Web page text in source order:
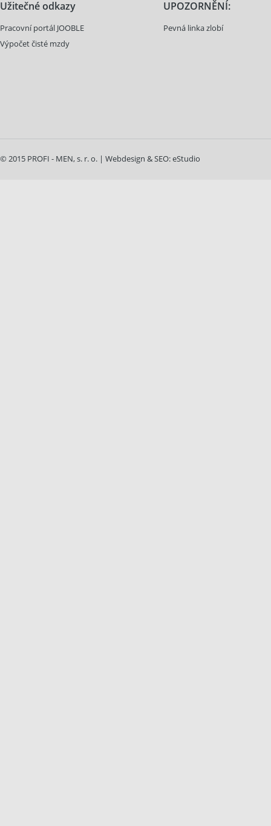
Užitečné odkazy
Pracovní portál JOOBLE
Výpočet čisté mzdy
UPOZORNĚNÍ:
Pevná linka zlobí
© 2015 PROFI - MEN, s. r. o. | Webdesign & SEO:eStudio